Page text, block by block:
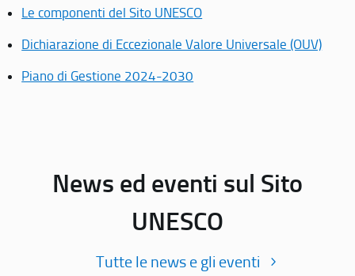
Le componenti del Sito UNESCO
Dichiarazione di Eccezionale Valore Universale (OUV)
Piano di Gestione 2024-2030
News ed eventi sul Sito
UNESCO
Tutte le news e gli eventi